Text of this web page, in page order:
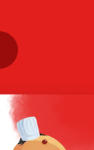
régulière. Plus